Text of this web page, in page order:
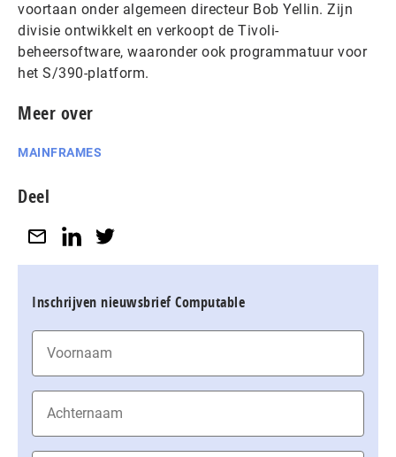
voortaan onder algemeen directeur Bob Yellin. Zijn
divisie ontwikkelt en verkoopt de Tivoli-
beheersoftware, waaronder ook programmatuur voor
het S/390-platform.
Meer over
MAINFRAMES
Deel
Inschrijven nieuwsbrief Computable